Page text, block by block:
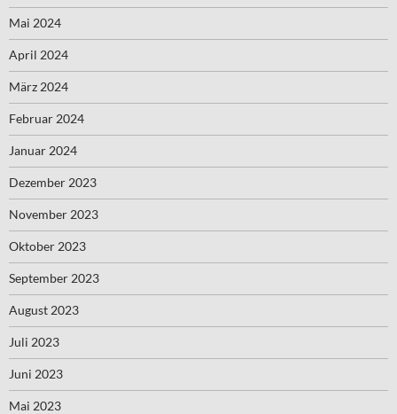
Mai 2024
April 2024
März 2024
Februar 2024
Januar 2024
Dezember 2023
November 2023
Oktober 2023
September 2023
August 2023
Juli 2023
Juni 2023
Mai 2023